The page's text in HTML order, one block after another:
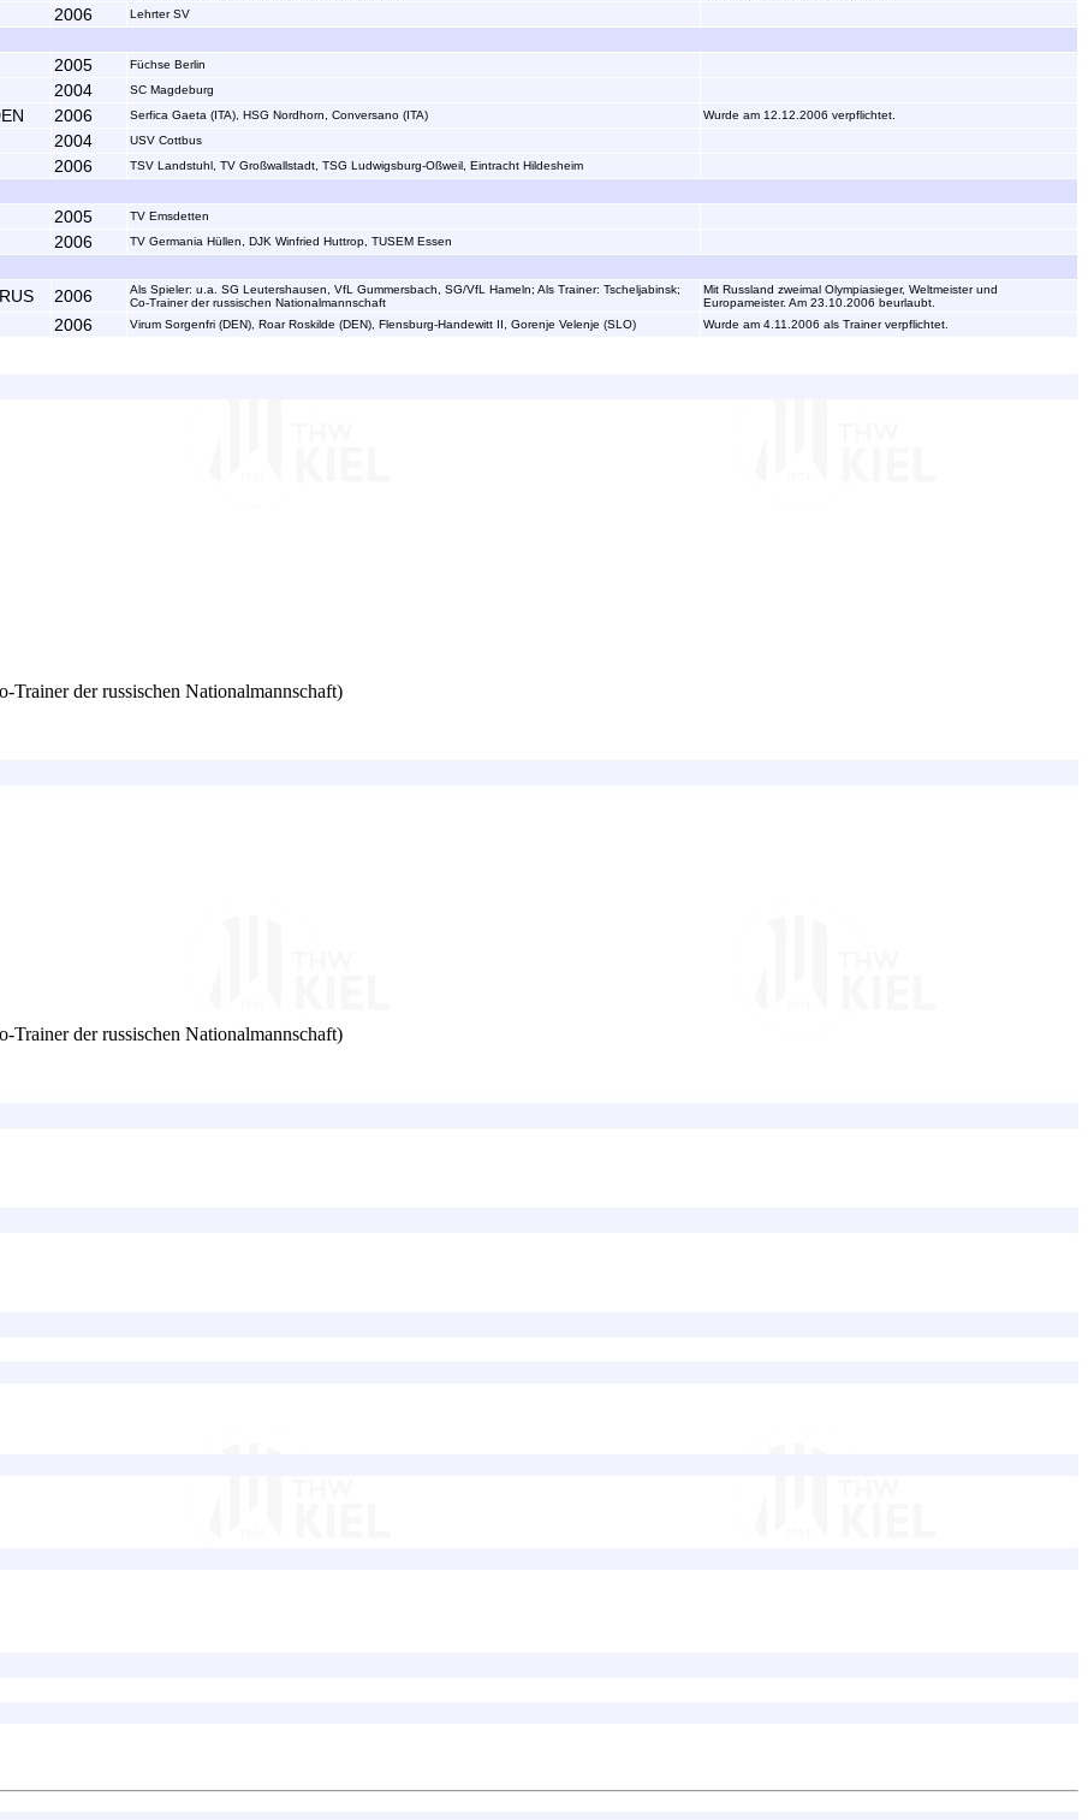
2006 Lehrter SV
2005 Füchse Berlin
2004 SC Magdeburg
2006 Serfica Gaeta (ITA), HSG Nordhorn, Conversano (ITA) Wurde am 12.12.2006 verpflichtet.
2004 USV Cottbus
2006 TSV Landstuhl, TV Großwallstadt, TSG Ludwigsburg-Oßweil, Eintracht Hildesheim
2005 TV Emsdetten
2006 TV Germania Hüllen, DJK Winfried Huttrop, TUSEM Essen
2006
Als Spieler: u.a. SG Leutershausen, VfL Gummersbach, SG/VfL Hameln; Als Trainer: Tscheljabinsk;
Co-Trainer der russischen Nationalmannschaft
Mit Russland zweimal Olympiasieger, Weltmeister und
Europameister. Am 23.10.2006 beurlaubt.
2006 Virum Sorgenfri (DEN), Roar Roskilde (DEN), Flensburg-Handewitt II, Gorenje Velenje (SLO) Wurde am 4.11.2006 als Trainer verpflichtet.
der russischen Nationalmannschaft)
der russischen Nationalmannschaft)